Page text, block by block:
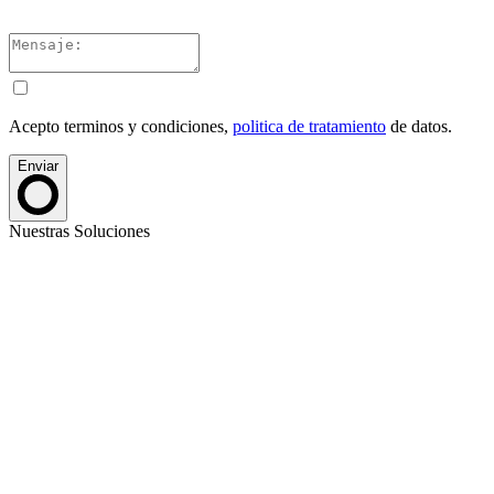
Acepto terminos y condiciones, politica de tratamiento de datos.
Enviar
Nuestras Soluciones